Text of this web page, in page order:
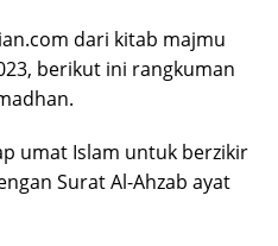
dari kitab majmu
berikut ini rangkuman
umat Islam untuk berzikir
Surat Al-Ahzab ayat